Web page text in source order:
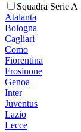
Squadra Serie A
Atalanta
Bologna
Cagliari
Como
Fiorentina
Frosinone
Genoa
Inter
Juventus
Lazio
Lecce